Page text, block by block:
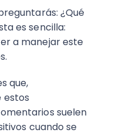
¿Qué
es sencilla:
a manejar este
que,
estos
suelen
cuando se